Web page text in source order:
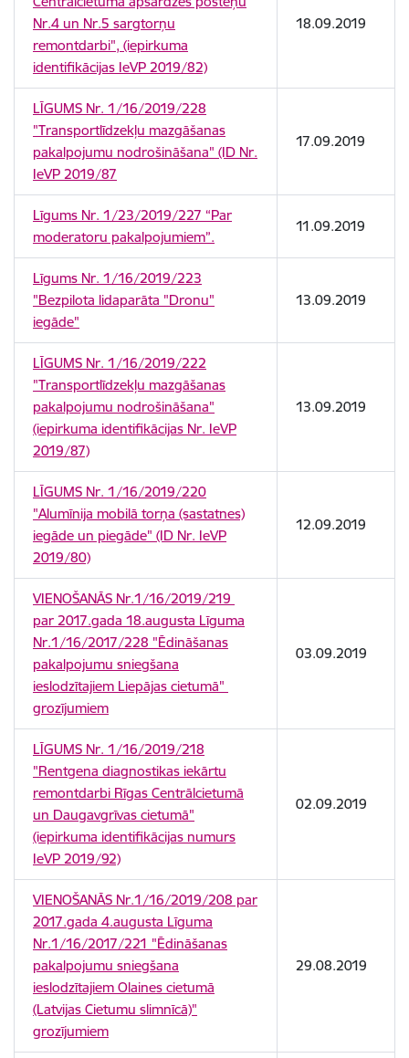
Nr.4 un Nr.5 sargtorņu
remontdarbi", (iepirkuma
identifikācijas IeVP 2019/82)
18.09.2019
LĪGUMS Nr. 1/16/2019/228
"Transportlīdzekļu mazgāšanas
pakalpojumu nodrošināšana" (ID Nr.
IeVP 2019/87
17.09.2019
Līgums Nr. 1/23/2019/227 “Par
moderatoru pakalpojumiem”.
11.09.2019
Līgums Nr. 1/16/2019/223
"Bezpilota lidaparāta "Dronu"
iegāde"
13.09.2019
LĪGUMS Nr. 1/16/2019/222
"Transportlīdzekļu mazgāšanas
pakalpojumu nodrošināšana"
(iepirkuma identifikācijas Nr. IeVP
2019/87)
13.09.2019
LĪGUMS Nr. 1/16/2019/220
"Alumīnija mobilā torņa (sastatnes)
iegāde un piegāde" (ID Nr. IeVP
2019/80)
12.09.2019
VIENOŠANĀS Nr.1/16/2019/219
par 2017.gada 18.augusta Līguma
Nr.1/16/2017/228 "Ēdināšanas
pakalpojumu sniegšana
ieslodzītajiem Liepājas cietumā"
grozījumiem
03.09.2019
LĪGUMS Nr. 1/16/2019/218
"Rentgena diagnostikas iekārtu
remontdarbi Rīgas Centrālcietumā
un Daugavgrīvas cietumā"
(iepirkuma identifikācijas numurs
IeVP 2019/92)
02.09.2019
VIENOŠANĀS Nr.1/16/2019/208 par
2017.gada 4.augusta Līguma
Nr.1/16/2017/221 "Ēdināšanas
pakalpojumu sniegšana
ieslodzītajiem Olaines cietumā
(Latvijas Cietumu slimnīcā)"
grozījumiem
29.08.2019